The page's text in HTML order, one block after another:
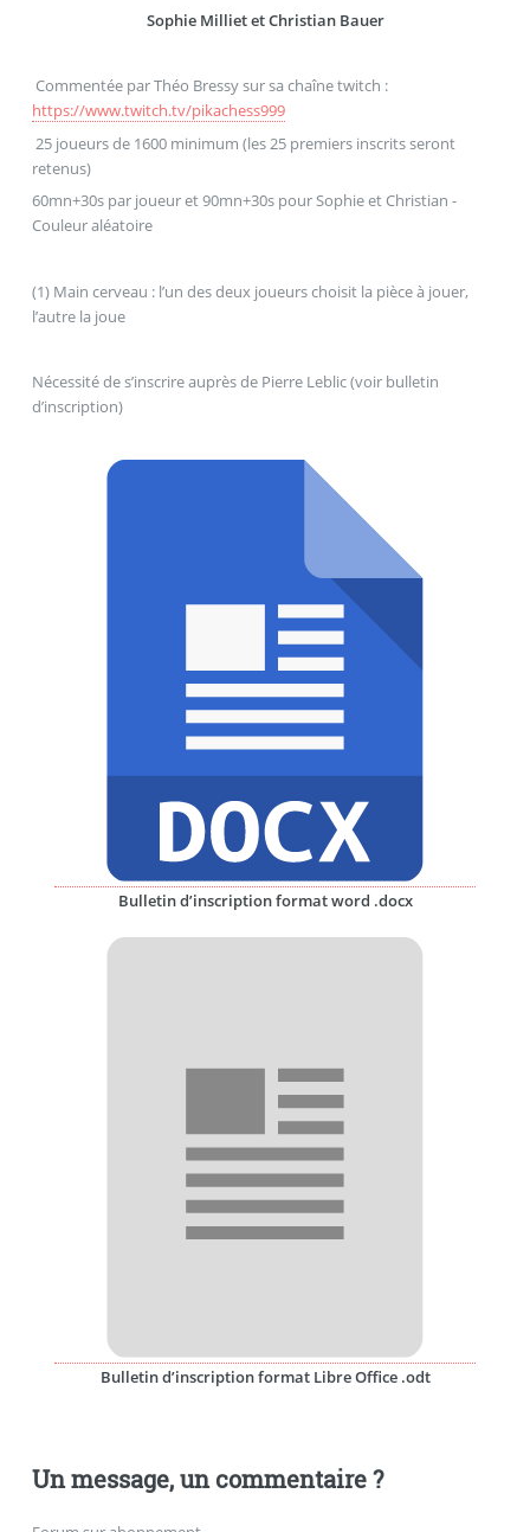
Sophie Milliet et Christian Bauer
Commentée par Théo Bressy sur sa chaîne twitch :
https://www.twitch.tv/pikachess999
25 joueurs de 1600 minimum (les 25 premiers inscrits seront
retenus)
60mn+30s par joueur et 90mn+30s pour Sophie et Christian -
Couleur aléatoire
(1) Main cerveau : l’un des deux joueurs choisit la pièce à jouer,
l’autre la joue
Nécessité de s’inscrire auprès de Pierre Leblic (voir bulletin
d’inscription)
Bulletin d’inscription format word .docx
Bulletin d’inscription format Libre Office .odt
Un message, un commentaire ?